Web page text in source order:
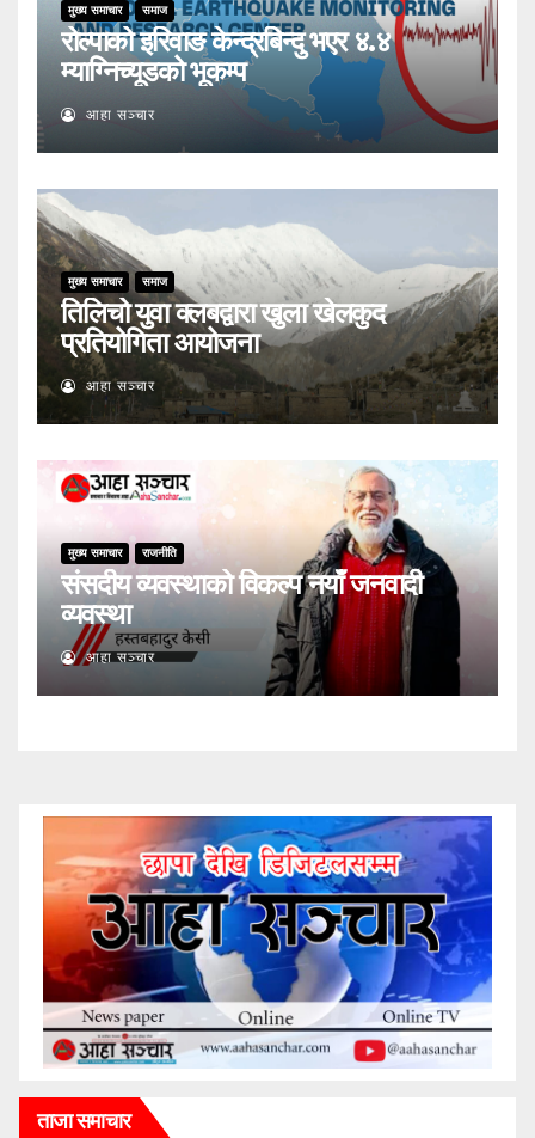
मुख्य समाचार समाज
रोल्पाको इरिवाङ केन्द्रबिन्दु भएर ४.४
म्याग्निच्यूडको भूकम्प
आहा सञ्चार
मुख्य समाचार समाज
तिलिचो युवा क्लबद्वारा खुला खेलकुद
प्रतियोगिता आयोजना
आहा सञ्चार
मुख्य समाचार राजनीति
संसदीय व्यवस्थाको विकल्प नयाँ जनवादी
व्यवस्था
आहा सञ्चार
ताजा समाचार